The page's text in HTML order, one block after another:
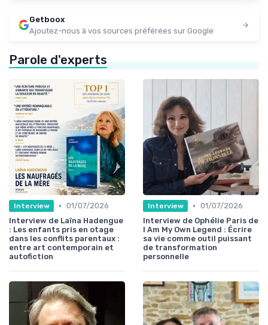
Getboox
Ajoutez-nous à vos sources préférées sur Google
Parole d'experts
Interview • 01/07/2026
Interview de Laïna Hadengue
: Les enfants pris en otage
dans les conflits parentaux :
entre art contemporain et
autofiction
Interview • 01/07/2026
Interview de Ophélie Paris de
I Am My Own Legend : Écrire
sa vie comme outil puissant
de transformation
personnelle